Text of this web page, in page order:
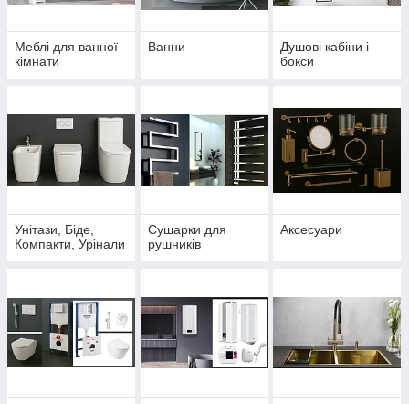
Меблі для ванної
кімнати
Ванни
Душові кабіни і
бокси
Унітази, Біде,
Компакти, Урінали
Сушарки для
рушників
Аксесуари